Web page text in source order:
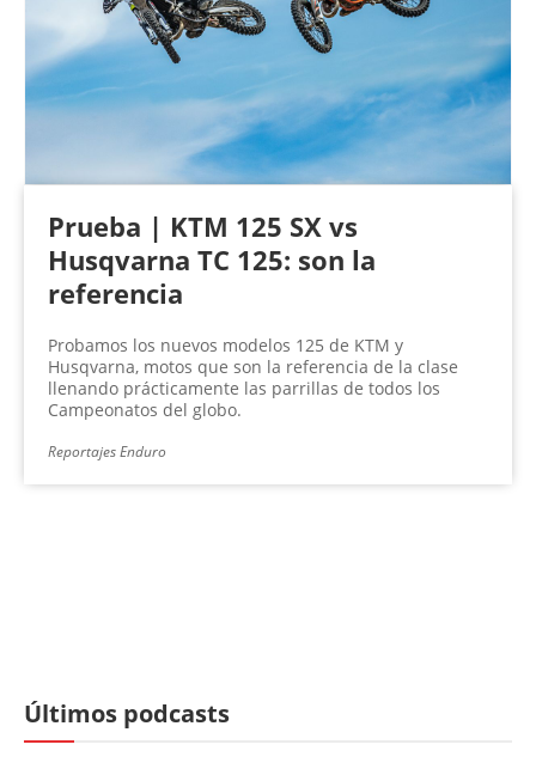
Prueba | KTM 125 SX vs
Husqvarna TC 125: son la
referencia
Probamos los nuevos modelos 125 de KTM y
Husqvarna, motos que son la referencia de la clase
llenando prácticamente las parrillas de todos los
Campeonatos del globo.
Reportajes Enduro
Últimos podcasts